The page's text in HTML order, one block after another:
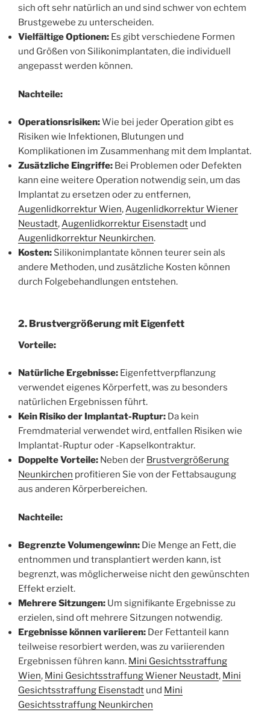
sich oft sehr natürlich an und sind schwer von echtem
Brustgewebe zu unterscheiden.
Vielfältige Optionen: Es gibt verschiedene Formen
und Größen von Silikonimplantaten, die individuell
angepasst werden können.
Nachteile:
Operationsrisiken:Wie bei jeder Operation gibt es
Risiken wie Infektionen, Blutungen und
Komplikationen im Zusammenhang mit dem Implantat.
Zusätzliche Eingriffe: Bei Problemen oder Defekten
kann eine weitere Operation notwendig sein, um das
Implantat zu ersetzen oder zu entfernen,
Augenlidkorrektur Wien,Augenlidkorrektur Wiener
Neustadt,Augenlidkorrektur Eisenstadt und
Augenlidkorrektur Neunkirchen.
Kosten: Silikonimplantate können teurer sein als
andere Methoden, und zusätzliche Kosten können
durch Folgebehandlungen entstehen.
2. Brustvergrößerung mit Eigenfett
Vorteile:
Natürliche Ergebnisse: Eigenfettverpflanzung
verwendet eigenes Körperfett, was zu besonders
natürlichen Ergebnissen führt.
Kein Risiko der Implantat-Ruptur: Da kein
Fremdmaterial verwendet wird, entfallen Risiken wie
Implantat-Ruptur oder -Kapselkontraktur.
Doppelte Vorteile: Neben der Brustvergrößerung
Neunkirchen profitieren Sie von der Fettabsaugung
aus anderen Körperbereichen.
Nachteile:
Begrenzte Volumengewinn: Die Menge an Fett, die
entnommen und transplantiert werden kann, ist
begrenzt, was möglicherweise nicht den gewünschten
Effekt erzielt.
Mehrere Sitzungen: Um signifikante Ergebnisse zu
erzielen, sind oft mehrere Sitzungen notwendig.
Ergebnisse können variieren: Der Fettanteil kann
teilweise resorbiert werden, was zu variierenden
Ergebnissen führen kann. Mini Gesichtsstraffung
Wien, Mini Gesichtsstraffung Wiener Neustadt, Mini
Gesichtsstraffung Eisenstadt und Mini
Gesichtsstraffung Neunkirchen